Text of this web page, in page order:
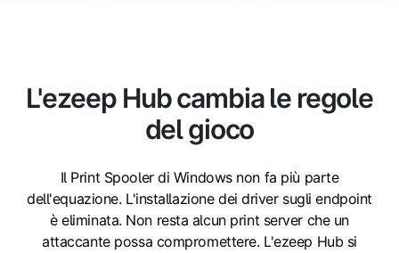
L'ezeep Hub cambia le regole
del gioco
Il Print Spooler di Windows non fa più parte
dell'equazione. L'installazione dei driver sugli endpoint
è eliminata. Non resta alcun print server che un
attaccante possa compromettere. L'ezeep Hub si